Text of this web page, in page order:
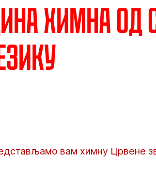
химна од
вам химну Црвене